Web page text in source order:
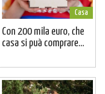
Casa
Con 200 mila euro, che
casa si puà comprare...